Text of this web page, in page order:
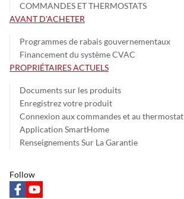
COMMANDES ET THERMOSTATS
AVANT D'ACHETER
Programmes de rabais gouvernementaux
Financement du système CVAC
PROPRIÉTAIRES ACTUELS
Documents sur les produits
Enregistrez votre produit
Connexion aux commandes et au thermostat
Application SmartHome
Renseignements Sur La Garantie
Follow
facebookyoutube